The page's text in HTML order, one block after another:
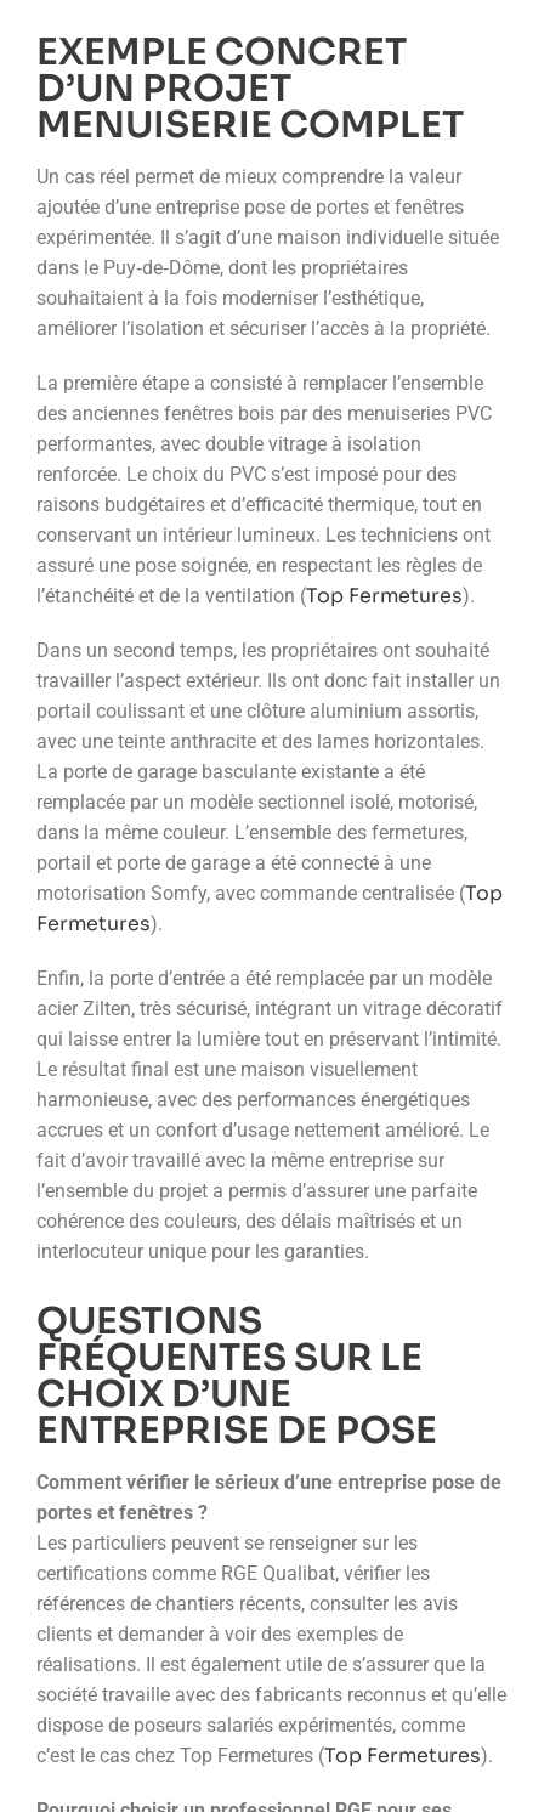
EXEMPLE CONCRET
D’UN PROJET
MENUISERIE COMPLET
Un cas réel permet de mieux comprendre la valeur
ajoutée d’une entreprise pose de portes et fenêtres
expérimentée. Il s’agit d’une maison individuelle située
dans le Puy‑de‑Dôme, dont les propriétaires
souhaitaient à la fois moderniser l’esthétique,
améliorer l’isolation et sécuriser l’accès à la propriété.
La première étape a consisté à remplacer l’ensemble
des anciennes fenêtres bois par des menuiseries PVC
performantes, avec double vitrage à isolation
renforcée. Le choix du PVC s’est imposé pour des
raisons budgétaires et d’efficacité thermique, tout en
conservant un intérieur lumineux. Les techniciens ont
assuré une pose soignée, en respectant les règles de
l’étanchéité et de la ventilation (Top Fermetures).
Dans un second temps, les propriétaires ont souhaité
travailler l’aspect extérieur. Ils ont donc fait installer un
portail coulissant et une clôture aluminium assortis,
avec une teinte anthracite et des lames horizontales.
La porte de garage basculante existante a été
remplacée par un modèle sectionnel isolé, motorisé,
dans la même couleur. L’ensemble des fermetures,
portail et porte de garage a été connecté à une
motorisation Somfy, avec commande centralisée (Top
Fermetures).
Enfin, la porte d’entrée a été remplacée par un modèle
acier Zilten, très sécurisé, intégrant un vitrage décoratif
qui laisse entrer la lumière tout en préservant l’intimité.
Le résultat final est une maison visuellement
harmonieuse, avec des performances énergétiques
accrues et un confort d’usage nettement amélioré. Le
fait d’avoir travaillé avec la même entreprise sur
l’ensemble du projet a permis d’assurer une parfaite
cohérence des couleurs, des délais maîtrisés et un
interlocuteur unique pour les garanties.
QUESTIONS
FRÉQUENTES SUR LE
CHOIX D’UNE
ENTREPRISE DE POSE
Comment vérifier le sérieux d’une entreprise pose de
portes et fenêtres ?
Les particuliers peuvent se renseigner sur les
certifications comme RGE Qualibat, vérifier les
références de chantiers récents, consulter les avis
clients et demander à voir des exemples de
réalisations. Il est également utile de s’assurer que la
société travaille avec des fabricants reconnus et qu’elle
dispose de poseurs salariés expérimentés, comme
c’est le cas chez Top Fermetures (Top Fermetures).